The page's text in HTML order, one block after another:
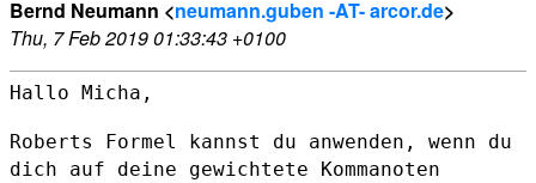
Bernd Neumann <neumann.guben -AT- arcor.de>
Thu, 7 Feb 2019 01:33:43 +0100
Hallo Micha,
Roberts Formel kannst du anwenden, wenn du
dich auf deine gewichtete Kommanoten